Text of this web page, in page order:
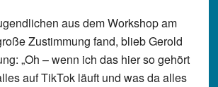
aus dem Workshop am
Zustimmung fand, blieb Gerold
„Oh – wenn ich das hier so gehört
auf TikTok läuft und was da alles